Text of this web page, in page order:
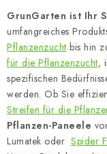
t
e
u
e
r
e
l
e
GrunGarten ist Ihr
umfangreiches
Pflanzenzucht bis hin
für die Pflanzenzucht,
spezifischen
werden. Ob Sie
Streifen für die
Pflanzen-Paneele
Lumatek oder Spider